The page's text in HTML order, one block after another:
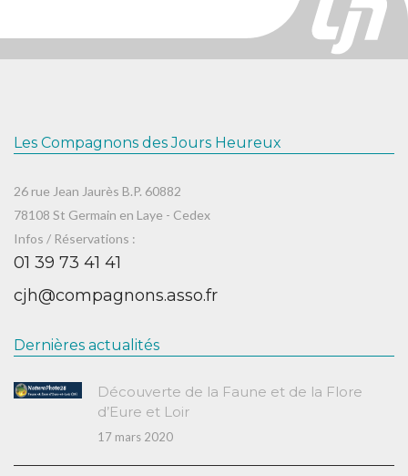
Les Compagnons des Jours Heureux
26 rue Jean Jaurès B.P. 60882
78108 St Germain en Laye - Cedex
Infos / Réservations :
01 39 73 41 41
cjh@compagnons.asso.fr
Dernières actualités
Découverte de la Faune et de la Flore
d’Eure et Loir
17 mars 2020